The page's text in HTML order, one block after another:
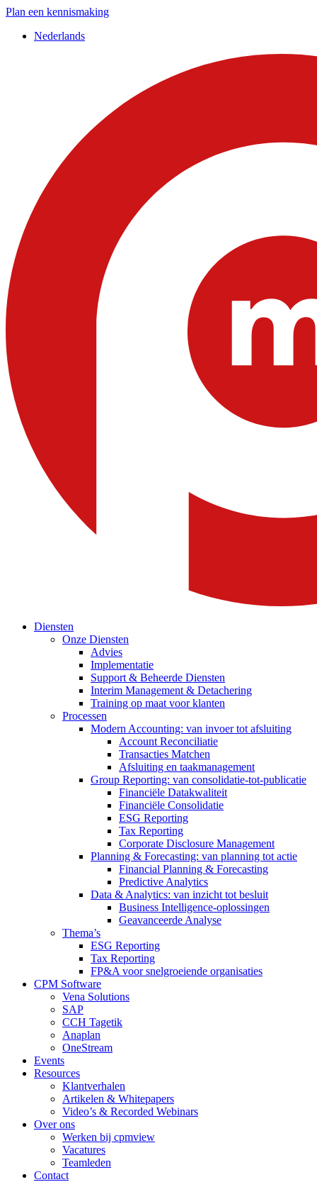
Plan een kennismaking
Nederlands
Diensten
Onze Diensten
Advies
Implementatie
Support & Beheerde Diensten
Interim Management & Detachering
Training op maat voor klanten
Processen
Modern Accounting: van invoer tot afsluiting
Account Reconciliatie
Transacties Matchen
Afsluiting en taakmanagement
Group Reporting: van consolidatie-tot-publicatie
Financiële Datakwaliteit
Financiële Consolidatie
ESG Reporting
Tax Reporting
Corporate Disclosure Management
Planning & Forecasting: van planning tot actie
Financial Planning & Forecasting
Predictive Analytics
Data & Analytics: van inzicht tot besluit
Business Intelligence-oplossingen
Geavanceerde Analyse
Thema’s
ESG Reporting
Tax Reporting
FP&A voor snelgroeiende organisaties
CPM Software
Vena Solutions
SAP
CCH Tagetik
Anaplan
OneStream
Events
Resources
Klantverhalen
Artikelen & Whitepapers
Video’s & Recorded Webinars
Over ons
Werken bij cpmview
Vacatures
Teamleden
Contact